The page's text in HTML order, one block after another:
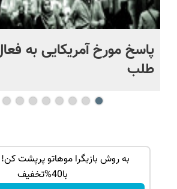
پاسخ مورخ آمریکایی به
طلب
به روش بازیگرا موهاتو پرپشت
با40%تخفیف